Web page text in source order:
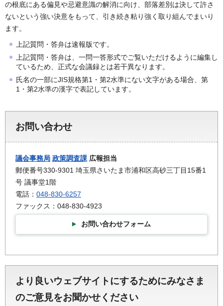
の根底にある偏見や忌避意識の解消に向け、部落差別は決して許さ
ないという強い決意をもって、引き続き粘り強く取り組んでまいり
ます。
上記質問・答弁は速報版です。
上記質問・答弁は、一問一答形式でご覧いただけるように編集し
ているため、正式な会議録とは若干異なります。
氏名の一部にJIS規格第1・第2水準にない文字がある場合、第
1・第2水準の漢字で表記しています。
お問い合わせ
議会事務局 政策調査課 広報担当
郵便番号330-9301 埼玉県さいたま市浦和区高砂三丁目15番1
号 議事堂1階
電話： 048-830-6257
ファックス：048-830-4923
お問い合わせフォーム
より良いウェブサイトにするためにみなさま
のご意見をお聞かせください